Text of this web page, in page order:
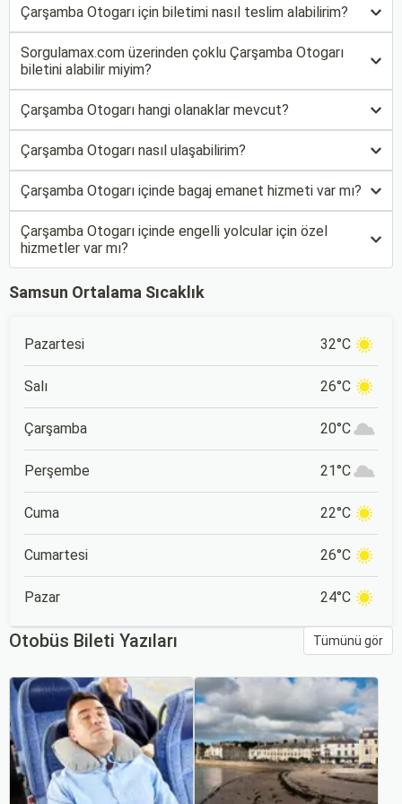
Çarşamba Otogarı için biletimi nasıl teslim alabilirim?
Sorgulamax.com üzerinden çoklu Çarşamba Otogarı
biletini alabilir miyim?
Çarşamba Otogarı hangi olanaklar mevcut?
Çarşamba Otogarı nasıl ulaşabilirim?
Çarşamba Otogarı içinde bagaj emanet hizmeti var mı?
Çarşamba Otogarı içinde engelli yolcular için özel
hizmetler var mı?
Samsun Ortalama Sıcaklık
Pazartesi 32°C
Salı 26°C
Çarşamba 20°C
Perşembe 21°C
Cuma 22°C
Cumartesi 26°C
Pazar 24°C
Otobüs Bileti Yazıları Tümünü gör